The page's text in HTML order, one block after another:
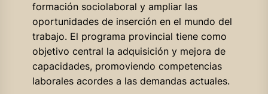
formación sociolaboral y ampliar las
oportunidades de inserción en el mundo del
trabajo. El programa provincial tiene como
objetivo central la adquisición y mejora de
capacidades, promoviendo competencias
laborales acordes a las demandas actuales.